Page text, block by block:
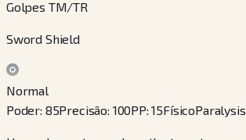
Golpes TM/TR
Sword Shield
Normal
Poder: 85Precisão: 100PP:15FísicoParalysis